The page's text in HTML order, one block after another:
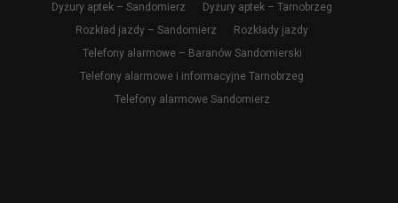
Dyżury aptek – Sandomierz
Dyżury aptek – Tarnobrzeg
Rozkład jazdy – Sandomierz
Rozkłady jazdy
Telefony alarmowe – Baranów Sandomierski
Telefony alarmowe i informacyjne Tarnobrzeg
Telefony alarmowe Sandomierz